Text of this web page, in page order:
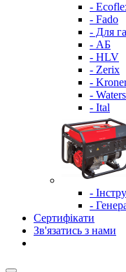
-
- Fado
- Для
- АБ
- HLV
- Zerix
-
-
- Ital
-
-
Сертифікати
Зв'язатись з нами